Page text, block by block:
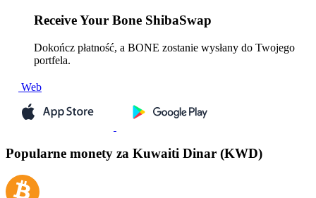
ReceiveYour Bone ShibaSwap
Dokończ płatność, a BONE zostanie wysłany do Twojego
portfela.
Web
Popularne monety za Kuwaiti Dinar (KWD)